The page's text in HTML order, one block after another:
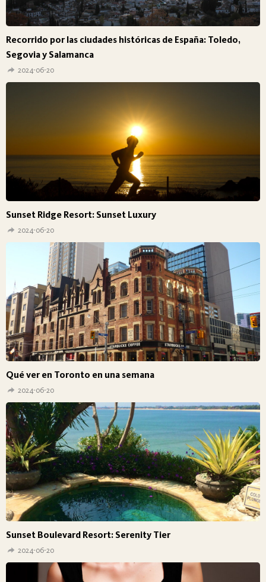
Recorrido por las ciudades históricas de España: Toledo,
Segovia y Salamanca
2024-06-20
Sunset Ridge Resort: Sunset Luxury
2024-06-20
Qué ver en Toronto en una semana
2024-06-20
Sunset Boulevard Resort: Serenity Tier
2024-06-20